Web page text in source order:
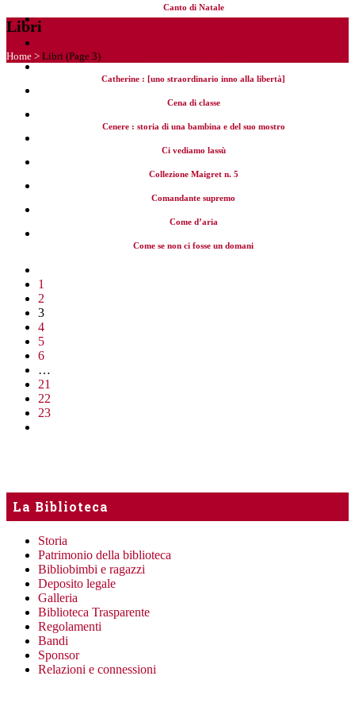
Libri
Home > Libri (Page 3)
Canto di Natale
Catherine : [uno straordinario inno alla libertà]
Cena di classe
Cenere : storia di una bambina e del suo mostro
Ci vediamo lassù
Collezione Maigret n. 5
Comandante supremo
Come d’aria
Come se non ci fosse un domani
1
2
3
4
5
6
…
21
22
23
La Biblioteca
Storia
Patrimonio della biblioteca
Bibliobimbi e ragazzi
Deposito legale
Galleria
Biblioteca Trasparente
Regolamenti
Bandi
Sponsor
Relazioni e connessioni